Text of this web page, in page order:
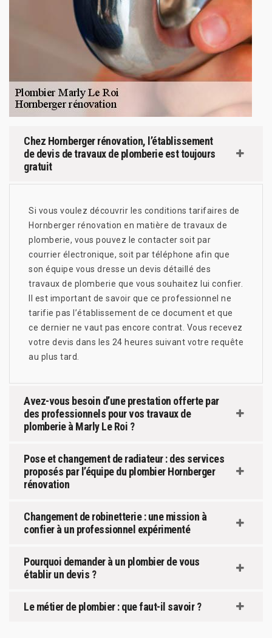
Chez Hornberger rénovation, l’établissement
de devis de travaux de plomberie est toujours
gratuit
Si vous voulez découvrir les conditions tarifaires de
Hornberger rénovation en matière de travaux de
plomberie, vous pouvez le contacter soit par
courrier électronique, soit par téléphone afin que
son équipe vous dresse un devis détaillé des
travaux de plomberie que vous souhaitez lui confier.
Il est important de savoir que ce professionnel ne
tarifie pas l’établissement de ce document et que
ce dernier ne vaut pas encore contrat. Vous recevez
votre devis dans les 24 heures suivant votre requête
au plus tard.
Avez-vous besoin d’une prestation offerte par
des professionnels pour vos travaux de
plomberie à Marly Le Roi ?
Pose et changement de radiateur : des services
proposés par l’équipe du plombier Hornberger
rénovation
Changement de robinetterie : une mission à
confier à un professionnel expérimenté
Pourquoi demander à un plombier de vous
établir un devis ?
Le métier de plombier : que faut-il savoir ?